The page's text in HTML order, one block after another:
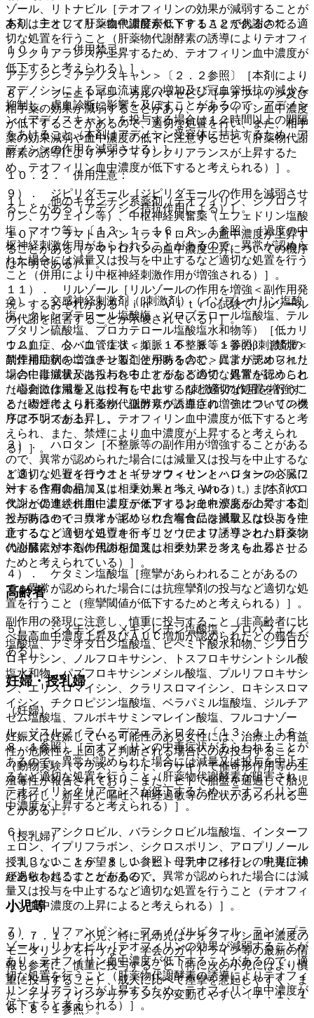
ゾール、リトナビル［テオフィリンの効果が減弱することが
あり、テオフィリン血中濃度が低下することがあるので、適
切な処置を行うこと（肝薬物代謝酵素の誘導によりテオフィ
リンクリアランスが上昇するため、テオフィリン血中濃度が
低下すると考えられる）］。
８）． フェニトイン、カルバマゼピン［テオフィリン及び
相手薬の効果が減弱することがあり、テオフィリン血中濃度
が低下することがあるので、適切な処置を行い、また、相手
薬の効果減弱や血中濃度の低下に注意すること（肝薬物代謝
酵素の誘導によりテオフィリンクリアランスが上昇するた
め、テオフィリン血中濃度が低下すると考えられる）］。
９）． ジピリダモール［ジピリダモールの作用を減弱させ
ることがある（アデノシン拮抗作用による）］。
１０）． ラマトロバン［ラマトロバンの血中濃度が上昇す
ることがある（ラマトロバンの血中濃度上昇についての機序
は不明である）］。
１１）． リルゾール［リルゾールの作用を増強＜副作用発
現＞するおそれがある（ｉｎ ｖｉｔｒｏ試験でリルゾール
の代謝を阻害することが示唆されている）］。
１２）． タバコ〔１３．１、１６．８．１参照〕［禁煙＜
禁煙補助剤のニコチン製剤使用時を含む＞によりテオフィリ
ンの中毒症状があらわれることがあるので、異常が認められ
た場合には減量又は投与を中止するなど適切な処置を行うこ
と（喫煙により肝薬物代謝酵素が誘導され、テオフィリンク
リアランスが上昇し、テオフィリン血中濃度が低下すると考
えられ、また、禁煙により血中濃度が上昇すると考えられ
る）］。
１３）． セイヨウオトギリソウ＜セント・ジョーンズ・ワ
ート＞含有食品（Ｓｔ．Ｊｏｈｎ’ｓ Ｗｏｒｔ）［本剤の
代謝が促進され血中濃度が低下するおそれがあるので、本剤
投与時はセイヨウオトギリソウ含有食品を摂取しないよう注
意すること（セイヨウオトギリソウにより誘導された肝薬物
代謝酵素が本剤の代謝を促進し、クリアランスを上昇させる
ためと考えられている）］。
高齢者
副作用の発現に注意し、慎重に投与すること（非高齢者に比
べ最高血中濃度上昇及びＡＵＣ増加が認められたとの報告が
ある）。
妊婦・授乳婦
（妊婦）
妊娠又は妊娠している可能性のある女性には、治療上の有益
性が危険性を上回ると判断される場合にのみ投与すること
（動物実験（マウス、ラット、ウサギ）で催奇形作用等の生
殖毒性が報告されており、また、ヒトで胎盤を通過して胎児
に移行し、新生児に嘔吐、神経過敏等の症状があらわれるこ
とがある）。
（授乳婦）
授乳しないことが望ましい（ヒト母乳中に移行し、乳児に神
経過敏を起こすことがある）。
小児等
９．７．１． 小児、特に乳幼児はテオフィリン血中濃度の
モニタリングを行うなど、学会のガイドライン等の最新の情
報も参考に、慎重に投与すること（特に次の小児にはより慎
重に投与すること）、成人に比べて痙攣を惹起しやすく、ま
た、テオフィリンクリアランスが変動しやすい〔７．１、１
６．８．１参照〕。
本剤は主として肝薬物代謝酵素ＣＹＰ１Ａ２で代謝される。
１０．１． 併用禁忌：
アデノシン＜アデノスキャン＞〔２．２参照〕［本剤により
アデノシンによる冠血流速度の増加及び冠血管抵抗の減少を
抑制し、虚血診断に影響を及ぼすことがあるので、アデノシ
ン（アデノスキャン）を投与する場合は１２時間以上の間隔
をあけること（本剤はアデノシン受容体に拮抗するため、ア
デノシンの作用を減弱させる）］。
１０．２． 併用注意：
１）． 他のキサンチン系薬剤（テオフィリン、ジプロフィ
リン、カフェイン等）、中枢神経興奮薬（エフェドリン塩酸
塩、マオウ等）〔１３．１、１６．８．１参照〕［過度の中
枢神経刺激作用があらわれることがあるので、異常が認めら
れた場合には減量又は投与を中止するなど適切な処置を行う
こと（併用により中枢神経刺激作用が増強される）］。
２）． 交感神経刺激剤（β刺激剤）（イソプレナリン塩酸
塩、クレンブテロール塩酸塩、ツロブテロール塩酸塩、テル
ブタリン硫酸塩、プロカテロール塩酸塩水和物等）［低カリ
ウム血症、心・血管症状＜頻脈・不整脈等＞等のβ刺激剤の
副作用症状を増強させることがあるので、異常が認められた
場合には減量又は投与を中止するなど適切な処置を行うこと
（心刺激作用をともに有しており、β刺激剤の作用を増強す
るためと考えられるが、低カリウム血症の増強についての機
序は不明である）］。
３）． ハロタン［不整脈等の副作用が増強することがある
ので、異常が認められた場合には減量又は投与を中止するな
ど適切な処置を行うこと（テオフィリンとハロタンの心臓に
対する作用の相加又は相乗効果と考えられる）。また、ハロ
タンとの連続併用によりテオフィリン血中濃度が上昇するこ
とがあるので、異常が認められた場合には減量又は投与を中
止するなど適切な処置を行うこと（テオフィリンとハロタン
の心臓に対する作用の相加又は相乗効果と考えられる）］。
４）． ケタミン塩酸塩［痙攣があらわれることがあるの
で、異常が認められた場合には抗痙攣剤の投与など適切な処
置を行うこと（痙攣閾値が低下するためと考えられる）］。
５）． シメチジン、メキシレチン塩酸塩、プロパフェノン
塩酸塩、アミオダロン塩酸塩、ピペミド酸水和物、シプロフ
ロキサシン、ノルフロキサシン、トスフロキサシントシル酸
塩水和物、パズフロキサシンメシル酸塩、プルリフロキサシ
ン、エリスロマイシン、クラリスロマイシン、ロキシスロマ
イシン、チクロピジン塩酸塩、ベラパミル塩酸塩、ジルチア
ゼム塩酸塩、フルボキサミンマレイン酸塩、フルコナゾー
ル、ジスルフィラム、デフェラシロクス〔１３．１、１６．
８．１参照〕［テオフィリンの中毒症状があらわれることが
あるので、異常が認められた場合には減量又は投与を中止す
るなど適切な処置を行うこと（肝薬物代謝酵素が阻害され、
テオフィリンクリアランスが低下するため、テオフィリン血
中濃度が上昇すると考えられる）］。
６）． アシクロビル、バラシクロビル塩酸塩、インターフ
ェロン、イプリフラボン、シクロスポリン、アロプリノール
〔１３．１、１６．８．１参照〕［テオフィリンの中毒症状
があらわれることがあるので、異常が認められた場合には減
量又は投与を中止するなど適切な処置を行うこと（テオフィ
リン血中濃度の上昇によると考えられる）］。
７）． リファンピシン、フェノバルビタール、ランソプラ
ゾール、リトナビル［テオフィリンの効果が減弱することが
あり、テオフィリン血中濃度が低下することがあるので、適
切な処置を行うこと（肝薬物代謝酵素の誘導によりテオフィ
リンクリアランスが上昇するため、テオフィリン血中濃度が
低下すると考えられる）］。